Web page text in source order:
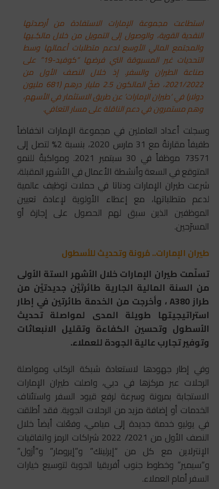
استطاعت مجموعة الإمارات الاستفادة من أرصدتها
النقدية القوية، والوصول إلى التمويل من خلال مالكِـيها
والمجتمع المالي الأوسع لدعم متطلبات أعمالها وسط
التحديات غير المسبوقة التي فرضها “كوفيد-19” على
صناعة الطيران والسفر. إذ خلال النصف الأول من
2021/2022، ضخّ المالكون 2.5 مليار درهم (681 مليون
دولار) في ‘طيران الإمارات’ عن طريق الاستثمار في الأسهم،
وهم مستمرون في دعم الناقلة على مسار التعافي.
وسجلت أعداد العاملين في مجموعة الإمارات انخفاضاً
طفيفاً مقارنةً مع 31 مارس 2020، بنسبة 2% لتصل إلى
73571 موظفاً في 30 سبتمبر 2021. ومواكبةً للنمو
المتوقع في السعة وأنشطة الأعمال في الأشهر المقبلة،
شرعت طيران الإمارات ودناتا في حملات توظيف عالمية
لدعم متطلباتها، مع إعطاء الأولوية لإعادة تعيين
الموظفين الذين سبق لهم الحصول على إجازة أو
المسرّحين.
طيران الإمارات.. مُرونة وتحديث للأسطول
تسلّمت طيران الإمارات خلال الأشهر الستة الأولى
من السنة المالية الجارية طائرتَيْن جديدتيْن من
طراز A380 ، وأخرجت من الخدمة طائرتين في إطار
استراتيجيتها طويلة المدى لمواصلة تحديث
الأسطول وتحسين الكفاءة وتقليل الانبعاثات
وتوفير تجارب عالية الجودة للعملاء.
وفي إطار جهودها لاستعادة شبكة الركاب ومواصلة
الرحلات عبر مركزها في دبي، واصلت طيران الإمارات
الاستجابة بمرونة وسرعة لرفع قيود السفر واستئناف
الخدمات أو إضافة مزيد من الرحلات الجوية. فقد أطلقت
في يوليو خدمة جديدة إلى ميامي، وفعّلت أيضاً خلال
النصف الأول من 2021/ 2022 شراكات الرمز واتفاقيات
الإنترلاين مع كل من “إيرلينك” و”إيرومار” و”أزول”
و”سيمير” وخطوط جنوب أفريقيا الجوية لتوسيع خيارات
السفر أمام العملاء.